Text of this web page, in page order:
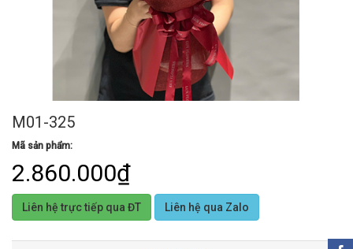
M01-325
Mã sản phẩm:
2.860.000₫
Liên hệ trực tiếp qua ĐT Liên hệ qua Zalo